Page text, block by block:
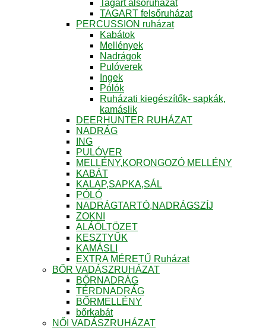
Tagart alsóruházat
TAGART felsőruházat
PERCUSSION ruházat
Kabátok
Mellények
Nadrágok
Pulóverek
Ingek
Pólók
Ruházati kiegészítők- sapkák,
kamáslik
DEERHUNTER RUHÁZAT
NADRÁG
ING
PULÓVER
MELLÉNY,KORONGOZÓ MELLÉNY
KABÁT
KALAP,SAPKA,SÁL
PÓLÓ
NADRÁGTARTÓ,NADRÁGSZÍJ
ZOKNI
ALÁÖLTÖZET
KESZTYŰK
KAMÁSLI
EXTRA MÉRETŰ Ruházat
BŐR VADÁSZRUHÁZAT
BŐRNADRÁG
TÉRDNADRÁG
BŐRMELLÉNY
bőrkabát
NŐI VADÁSZRUHÁZAT